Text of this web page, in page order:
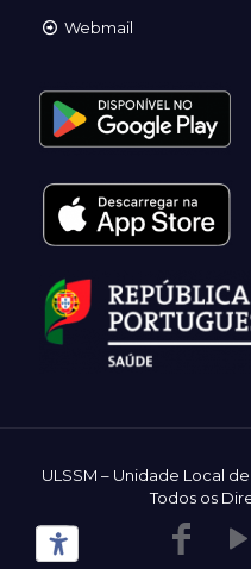
Webmail
ULSSM – Unidade Local
Todos os